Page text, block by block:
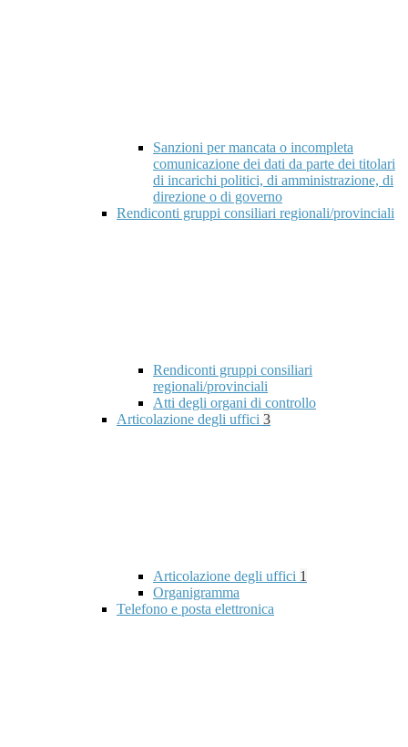
Sanzioni per mancata o incompleta
comunicazione dei dati da parte dei titolari
di incarichi politici, di amministrazione, di
direzione o di governo
Rendiconti gruppi consiliari regionali/provinciali
Rendiconti gruppi consiliari
regionali/provinciali
Atti degli organi di controllo
Articolazione degli uffici 3
Articolazione degli uffici 1
Organigramma
Telefono e posta elettronica